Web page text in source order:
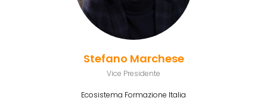
Stefano Marchese
Vice Presidente
Ecosistema Formazione Italia